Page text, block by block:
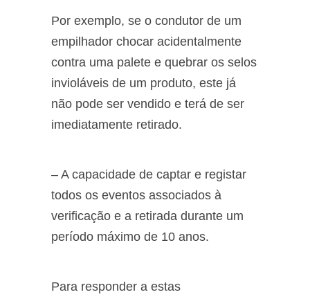
Por exemplo, se o condutor de um
empilhador chocar acidentalmente
contra uma palete e quebrar os selos
invioláveis de um produto, este já
não pode ser vendido e terá de ser
imediatamente retirado.
– A capacidade de captar e registar
todos os eventos associados à
verificação e a retirada durante um
período máximo de 10 anos.
Para responder a estas